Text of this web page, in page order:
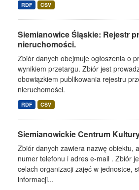
RDF CSV
Siemianowice Śląskie: Rejestr
nieruchomości.
Zbiór danych obejmuje ogłoszenia o
wynikiem przetargu. Zbiór jest
obowiązkiem publikowania rejestru
nieruchomości.
RDF CSV
Siemianowickie Centrum
Zbiór danych zawiera nazwę obiektu,
numer telefonu i adres e-mail . Zbiór
celach organizacji zajęć w jednostce,
informacji...